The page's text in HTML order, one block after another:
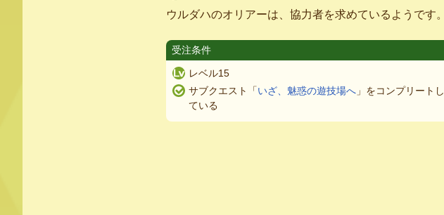
ウルダハのオリアーは、協力者を求めているようです。
受注条件
レベル15
サブクエスト「いざ、魅惑の遊技場へ 」をコンプリートし
ている